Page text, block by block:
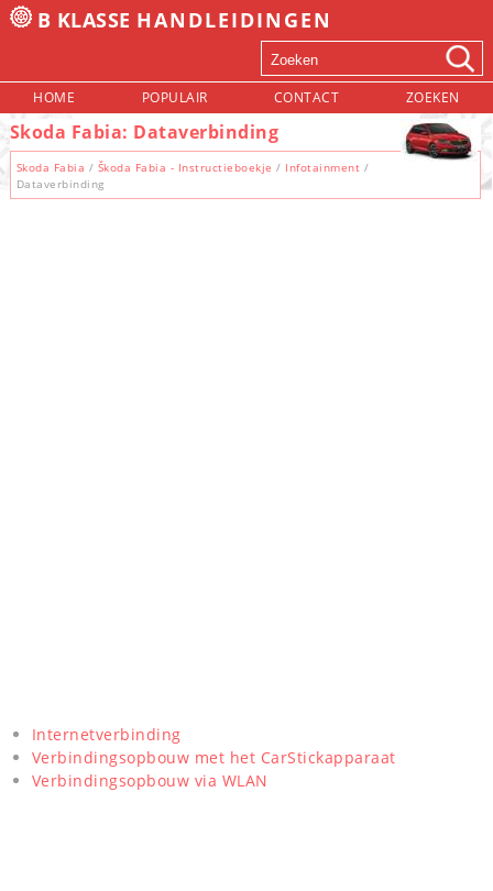
B KLASSE HANDLEIDINGEN
HOME POPULAIR CONTACT ZOEKEN
Skoda Fabia: Dataverbinding
Skoda Fabia / Škoda Fabia - Instructieboekje / Infotainment /
Dataverbinding
Internetverbinding
Verbindingsopbouw met het CarStickapparaat
Verbindingsopbouw via WLAN